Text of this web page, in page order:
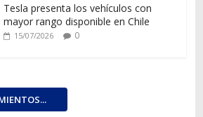
Tesla presenta los vehículos con
mayor rango disponible en Chile
15/07/2026 0